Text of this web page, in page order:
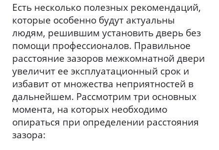
Есть несколько полезных рекомендаций,
которые особенно будут актуальны
людям, решившим установить дверь без
помощи профессионалов. Правильное
расстояние зазоров межкомнатной двери
увеличит ее эксплуатационный срок и
избавит от множества неприятностей в
дальнейшем. Рассмотрим три основных
момента, на которых необходимо
опираться при определении расстояния
зазора: